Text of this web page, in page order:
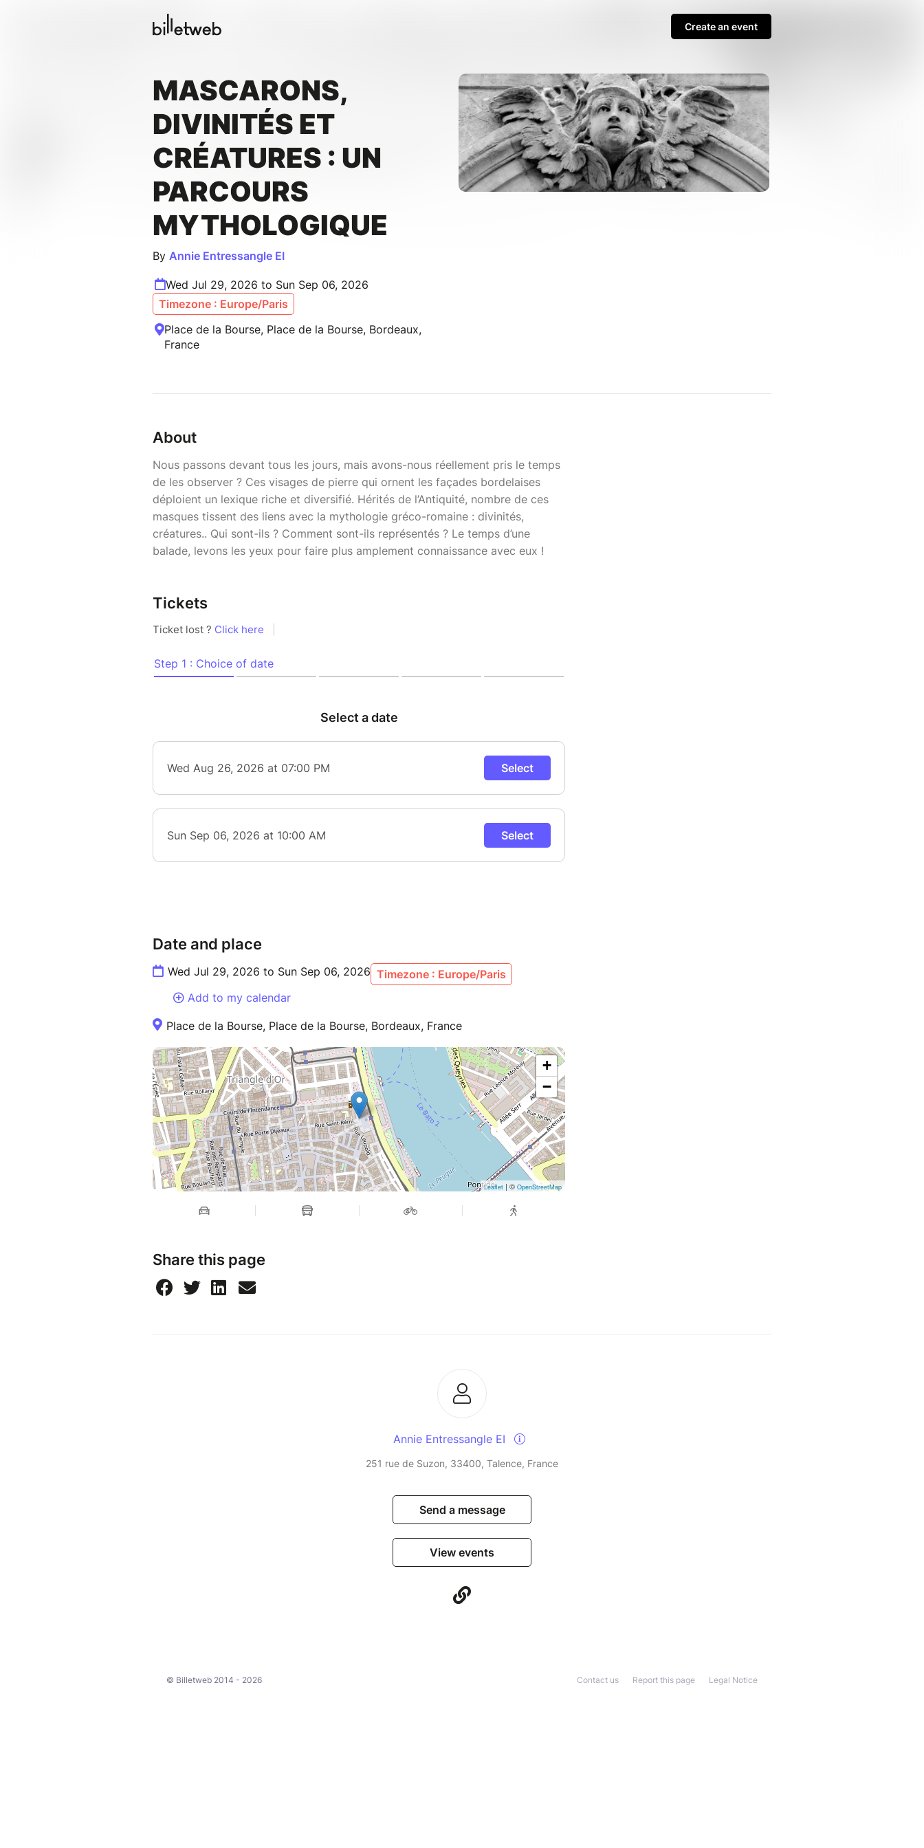
Create an event
MASCARONS,
DIVINITÉS ET
CRÉATURES : UN
PARCOURS
MYTHOLOGIQUE
By Annie Entressangle EI
Wed Jul 29, 2026 to Sun Sep 06, 2026
Timezone : Europe/Paris
Place de la Bourse, Place de la Bourse, Bordeaux,
France
About
Nous passons devant tous les jours, mais avons-nous réellement pris le temps
de les observer ? Ces visages de pierre qui ornent les façades bordelaises
déploient un lexique riche et diversifié. Hérités de l’Antiquité, nombre de ces
masques tissent des liens avec la mythologie gréco-romaine : divinités,
créatures.. Qui sont-ils ? Comment sont-ils représentés ? Le temps d’une
balade, levons les yeux pour faire plus amplement connaissance avec eux !
Tickets
Date and place
Wed Jul 29, 2026 to Sun Sep 06, 2026 Timezone : Europe/Paris
Add to my calendar
Place de la Bourse, Place de la Bourse, Bordeaux, France
+
−
Leaflet | © OpenStreetMap
Share this page
Annie Entressangle EI
251 rue de Suzon, 33400, Talence, France
Send a message
View events
© Billetweb 2014 - 2026 Legal Notice
Report this page
Contact us